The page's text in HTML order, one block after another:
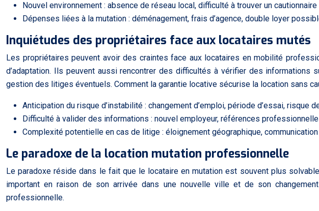
Nouvel environnement : absence de réseau local, difficulté à trouver un
Dépenses liées à la mutation : déménagement, frais d’agence, double loyer
Inquiétudes des propriétaires face aux locataires mutés
Les propriétaires peuvent avoir des craintes face aux locataires en mobilité
d’adaptation. Ils peuvent aussi rencontrer des difficultés à vérifier des informations
gestion des litiges éventuels. Comment la garantie locative sécurise la location sans
Anticipation du risque d’instabilité : changement d’emploi, période d’essai, risque
Difficulté à valider des informations : nouvel employeur, références
Complexité potentielle en cas de litige : éloignement géographique,
Le paradoxe de la location mutation professionnelle
Le paradoxe réside dans le fait que le locataire en mutation est souvent plus
important en raison de son arrivée dans une nouvelle ville et de son
professionnelle.